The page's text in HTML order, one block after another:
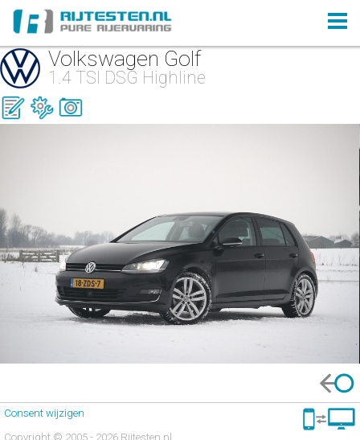
Volkswagen Golf
1.4 TSI DSG Highline
Consent wijzigen
Copyright © 2005 - 2026 Rijtesten.nl